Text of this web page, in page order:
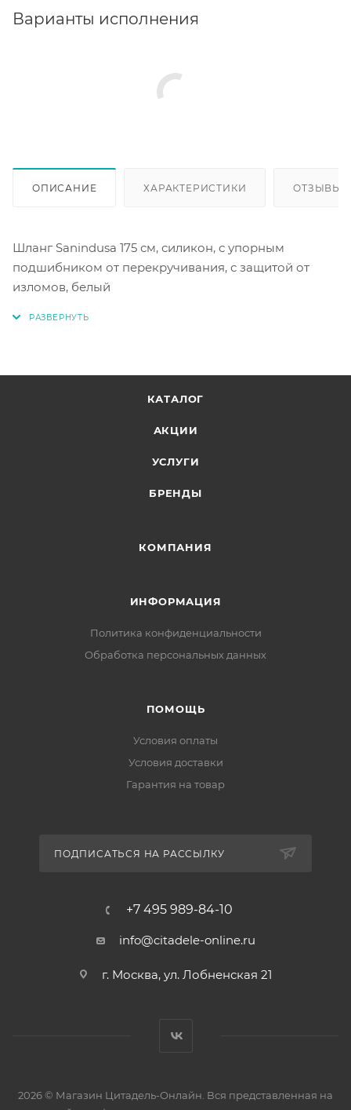
Варианты исполнения
ОПИСАНИЕ ХАРАКТЕРИСТИКИ ОТЗЫВЫ
Шланг Sanindusa 175 см, силикон, с упорным
подшибником от перекручивания, с защитой от
изломов, белый
КАТАЛОГ
АКЦИИ
УСЛУГИ
БРЕНДЫ
КОМПАНИЯ
ИНФОРМАЦИЯ
Политика конфиденциальности
Обработка персональных данных
ПОМОЩЬ
Условия оплаты
Условия доставки
Гарантия на товар
ПОДПИСАТЬСЯ НА РАССЫЛКУ
+7 495 989-84-10
info@citadele-online.ru
г. Москва, ул. Лобненская 21
2026 © Магазин Цитадель-Онлайн. Вся представленная на